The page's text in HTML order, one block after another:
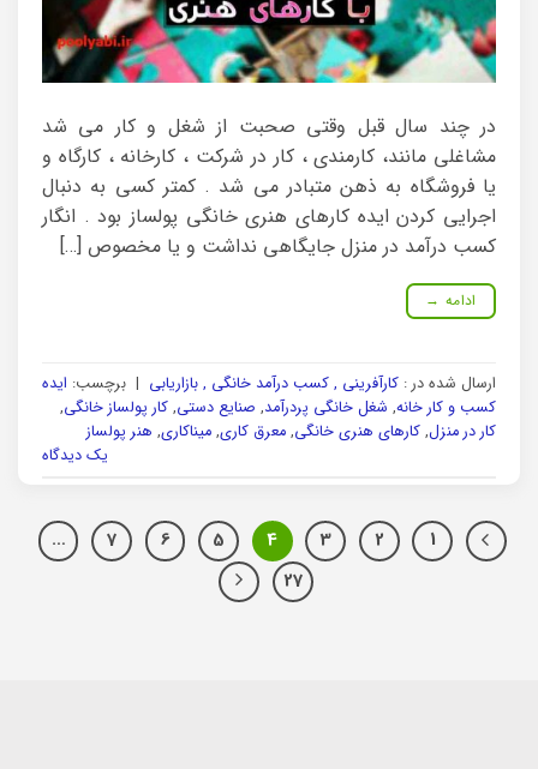
در چند سال قبل وقتی صحبت از شغل و کار می شد
مشاغلی مانند، کارمندی ، کار در شرکت ، کارخانه ، کارگاه و
یا فروشگاه به ذهن متبادر می شد . کمتر کسی به دنبال
اجرایی کردن ایده کارهای هنری خانگی پولساز بود . انگار
کسب درآمد در منزل جایگاهی نداشت و یا مخصوص […]
ادامه →
ارسال شده در : کارآفرینی , کسب درآمد خانگی , بازاریابی | برچسب: ایده
کسب و کار خانه, شغل خانگی پردرآمد, صنایع دستی, کار پولساز خانگی,
کار در منزل, کارهای هنری خانگی, معرق کاری, میناکاری, هنر پولساز
یک دیدگاه
1
2
3
4
5
6
7
…
27